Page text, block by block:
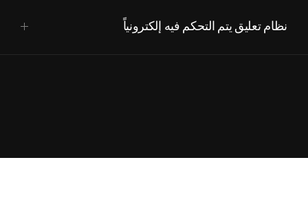
نظام تعليق يتم التحكم فيه إلكترونياً